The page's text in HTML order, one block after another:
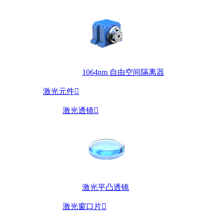
1064nm 自由空间隔离器
激光元件
激光透镜
激光平凸透镜
激光窗口片